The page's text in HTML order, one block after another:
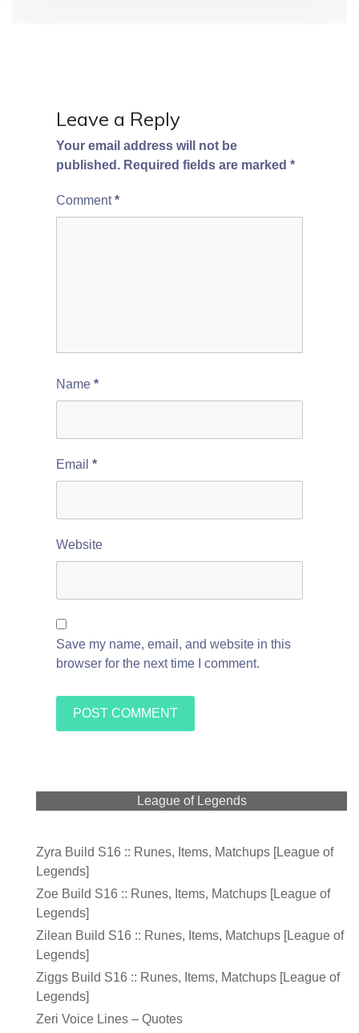
Leave a Reply
Your email address will not be
published. Required fields are marked *
Comment*
Name *
Email *
Website
Save my name, email, and website in this
browser for the next time I comment.
League of Legends
Zyra Build S16 :: Runes, Items, Matchups [League of
Legends]
Zoe Build S16 :: Runes, Items, Matchups [League of
Legends]
Zilean Build S16 :: Runes, Items, Matchups [League of
Legends]
Ziggs Build S16 :: Runes, Items, Matchups [League of
Legends]
Zeri Voice Lines – Quotes